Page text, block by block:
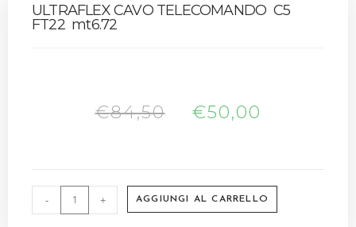
ULTRAFLEX CAVO TELECOMANDO C5
FT22 mt6.72
€84,50 €50,00
- + AGGIUNGI AL CARRELLO